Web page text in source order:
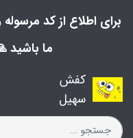
برای اطلاع از کد
ما باشید
کفش
سهیل